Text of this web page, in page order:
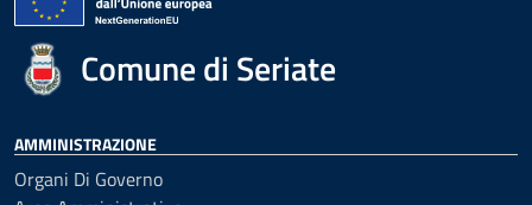
Comune di Seriate
AMMINISTRAZIONE
Organi Di Governo